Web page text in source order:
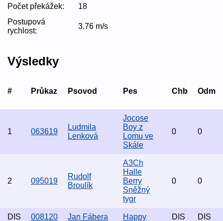
Počet překážek:
18
Postupová
rychlost:
3.76 m/s
Výsledky
# Průkaz Psovod Pes Chb Odm
1 063619
Ludmila
Lenková
Jocose
Boy z
Lomu ve
Skále
0 0
2 095019
Rudolf
Broulík
A3Ch
Halle
Berry
Sněžný
tygr
0 0
DIS 008120 Jan Fábera Happy DIS DIS